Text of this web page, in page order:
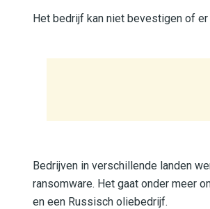
Het bedrijf kan niet bevestigen of
Bedrijven in verschillende landen
ransomware. Het gaat onder meer
en een Russisch oliebedrijf.